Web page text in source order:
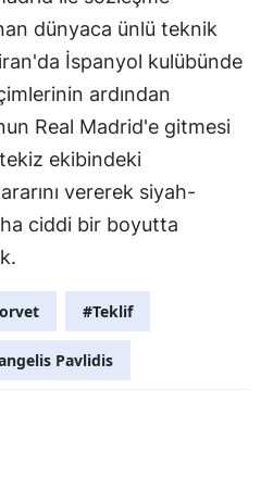
dünyaca ünlü teknik
İspanyol kulübünde
ardından
Real Madrid'e gitmesi
ekibindeki
vererek siyah-
ciddi bir boyutta
#Teklif
Pavlidis